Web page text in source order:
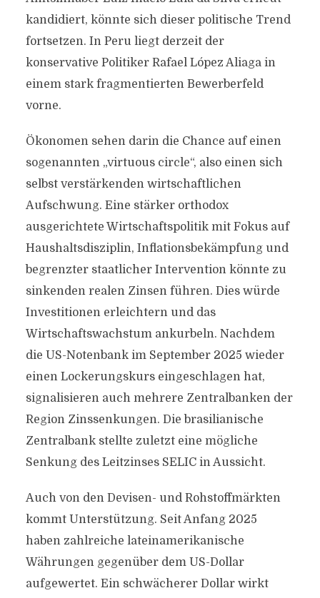
kandidiert, könnte sich dieser politische Trend
fortsetzen. In Peru liegt derzeit der
konservative Politiker Rafael López Aliaga in
einem stark fragmentierten Bewerberfeld
vorne.
Ökonomen sehen darin die Chance auf einen
sogenannten „virtuous circle“, also einen sich
selbst verstärkenden wirtschaftlichen
Aufschwung. Eine stärker orthodox
ausgerichtete Wirtschaftspolitik mit Fokus auf
Haushaltsdisziplin, Inflationsbekämpfung und
begrenzter staatlicher Intervention könnte zu
sinkenden realen Zinsen führen. Dies würde
Investitionen erleichtern und das
Wirtschaftswachstum ankurbeln. Nachdem
die US-Notenbank im September 2025 wieder
einen Lockerungskurs eingeschlagen hat,
signalisieren auch mehrere Zentralbanken der
Region Zinssenkungen. Die brasilianische
Zentralbank stellte zuletzt eine mögliche
Senkung des Leitzinses SELIC in Aussicht.
Auch von den Devisen- und Rohstoffmärkten
kommt Unterstützung. Seit Anfang 2025
haben zahlreiche lateinamerikanische
Währungen gegenüber dem US-Dollar
aufgewertet. Ein schwächerer Dollar wirkt